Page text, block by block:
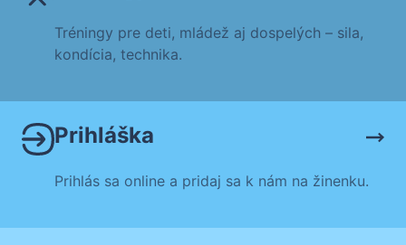
Tréningy pre deti, mládež aj dospelých – sila,
kondícia, technika.
Prihláška
Prihlás sa online a pridaj sa k nám na žinenku.